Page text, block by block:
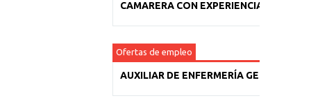
CAMARERA CON EXPERIENCIA
Ofertas de empleo
AUXILIAR DE ENFERMERÍA GERIÁTRICA